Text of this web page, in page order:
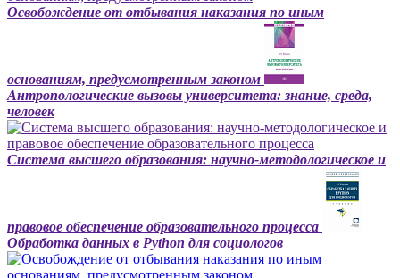
Освобождение от отбывания наказания по иным
основаниям, предусмотренным законом
Антропологические вызовы университета: знание, среда,
человек
Система высшего образования: научно-методологическое и
правовое обеспечение образовательного процесса
Обработка данных в Python для социологов